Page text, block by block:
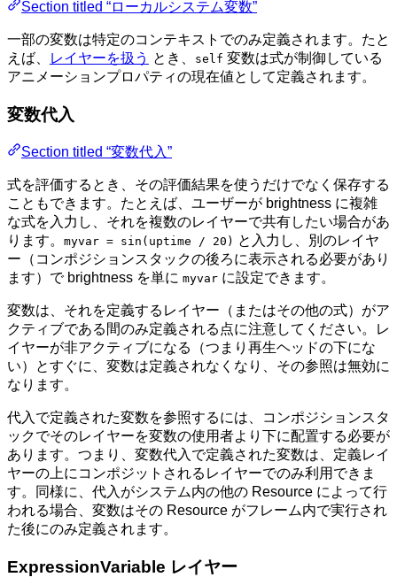
Section titled “ローカルシステム変数”
一部の変数は特定のコンテキストでのみ定義されます。たと
えば、
レイヤーを扱う とき、 self 変数は式が制御している
アニメーションプロパティの現在値として定義されます。
変数代入
Section titled “変数代入”
式を評価するとき、その評価結果を使うだけでなく保存する
こともできます。たとえば、ユーザーが brightness に複雑
な式を入力し、それを複数のレイヤーで共有したい場合があ
ります。 myvar = sin(uptime / 20) と入力し、別のレイヤ
ー（コンポジションスタックの後ろに表示される必要があり
ます）で brightness を単に myvar に設定できます。
変数は、それを定義するレイヤー（またはその他の式）がア
クティブである間のみ定義される点に注意してください。レ
イヤーが非アクティブになる（つまり再生ヘッドの下にな
い）とすぐに、変数は定義されなくなり、その参照は無効に
なります。
代入で定義された変数を参照するには、コンポジションスタ
ックでそのレイヤーを変数の使用者より下に配置する必要が
あります。つまり、変数代入で定義された変数は、定義レイ
ヤーの上にコンポジットされるレイヤーでのみ利用できま
す。同様に、代入がシステム内の他の Resource によって行
われる場合、変数はその Resource がフレーム内で実行され
た後にのみ定義されます。
ExpressionVariable レイヤー